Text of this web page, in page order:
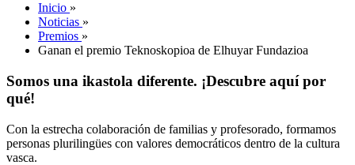
Inicio »
Noticias »
Premios »
Ganan el premio Teknoskopioa de Elhuyar Fundazioa
Somos una ikastola diferente. ¡Descubre aquí por
qué!
Con la estrecha colaboración de familias y profesorado, formamos
personas plurilingües con valores democráticos dentro de la cultura
vasca.